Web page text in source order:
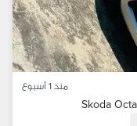
منذ 1 أسبوع